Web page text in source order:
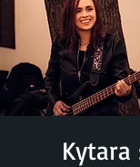
Kytara